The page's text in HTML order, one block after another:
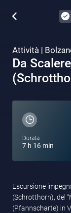
Attività |
Da
Durata
7 h 16 min
Escursione
(Schrotthorn), del
(Pfannscharte) in